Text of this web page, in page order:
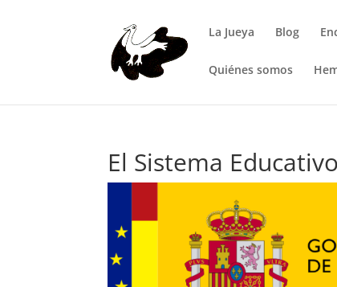
La Jueya Blog
Quiénes somos
El Sistema